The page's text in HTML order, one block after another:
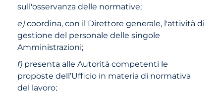
sull'osservanza delle normative;
e)coordina, con il Direttore generale, l'attività di
gestione del personale delle singole
Amministrazioni;
f) presenta alle Autorità competenti le
proposte dell’Ufficio in materia di normativa
del lavoro;